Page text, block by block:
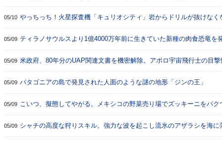
05/10 やっちっち！火星探査機「キュリオシティ」岩からドリルが抜けなく
05/09 ティラノサウルスより1億4000万年前に生きていた新種の肉食恐竜を
05/09 米政府、80年分のUAP関連文書を機密解除。アポロ宇宙飛行士の目
05/09 パタゴニアの島で発見された人面のような謎の地形「ジンの王」
05/09 こいつ、擬態してやがる。メキシコの野菜売り場でズッキーニをパク
05/09 シャチの高度な狩りスキル。強力な波を起こし流氷のアザラシを海